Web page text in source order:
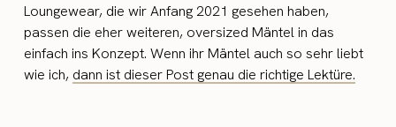
Loungewear, die wir Anfang 2021 gesehen haben,
passen die eher weiteren, oversized Mäntel in das
einfach ins Konzept. Wenn ihr Mäntel auch so sehr liebt
wie ich, dann ist dieser Post genau die richtige Lektüre.